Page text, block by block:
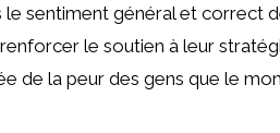
le sentiment général et correct
le soutien à leur
de la peur des gens que le